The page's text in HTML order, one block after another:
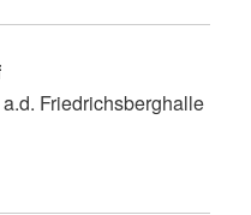
Friedrichsberghalle